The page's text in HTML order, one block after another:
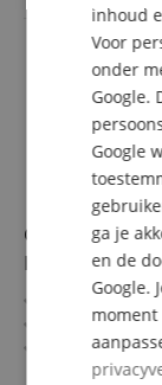
Classic
Bb-Trompet
Extreem
Ongevoelig
Zeer goede
Materiaal:
meer laten zien
inhoud
Voor
onder
Google.
Google
ga je
en de
Google.